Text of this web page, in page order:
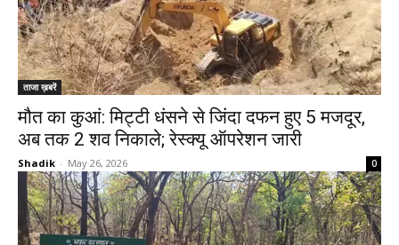
ताजा ख़बरें
मौत का कुआं: मिट्टी धंसने से जिंदा दफन हुए 5 मजदूर,
अब तक 2 शव निकाले; रेस्क्यू ऑपरेशन जारी
Shadik - May 26, 2026 0